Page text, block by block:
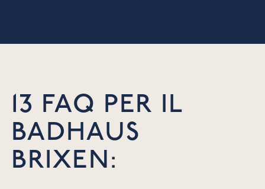
13 FAQ PER IL
BADHAUS
BRIXEN: